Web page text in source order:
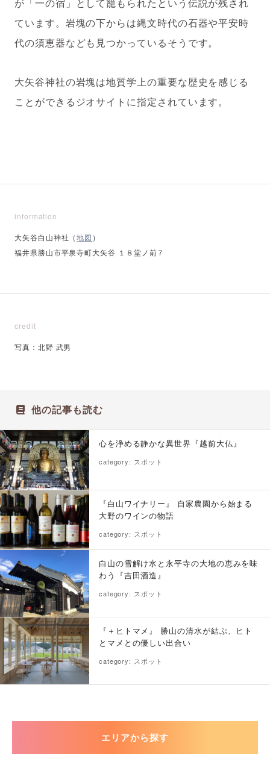
ています。岩塊の下からは縄文時代の石器や平安時
代の須恵器なども見つかっているそうです。
大矢谷神社の岩塊は地質学上の重要な歴史を感じる
ことができるジオサイトに指定されています。
information
大矢谷白山神社（地図 ）
福井県勝山市平泉寺町大矢谷 １８堂ノ前７
credit
写真：北野 武男
他の記事も読む
心を浄める静かな異世界『越前大仏』
category: スポット
『白山ワイナリー』 自家農園から始まる
大野のワインの物語
category: スポット
白山の雪解け水と永平寺の大地の恵みを味
わう『吉田酒造』
category: スポット
『＋ヒトマメ』 勝山の清水が結ぶ、ヒト
とマメとの優しい出合い
category: スポット
エリアから探す